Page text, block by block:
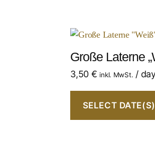
Große Laterne
3,50 € inkl. MwSt. /
SELECT DATE(S)